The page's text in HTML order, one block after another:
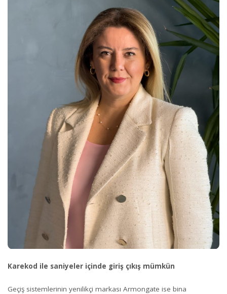
Karekod ile saniyeler içinde giriş çıkış mümkün
Geçiş sistemlerinin yenilikçi markası Armongate ise bina